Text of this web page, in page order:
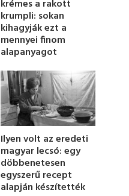
krémes a rakott
krumpli: sokan
kihagyják ezt a
mennyei finom
alapanyagot
Ilyen volt az eredeti
magyar lecsó: egy
döbbenetesen
egyszerű recept
alapján készítették